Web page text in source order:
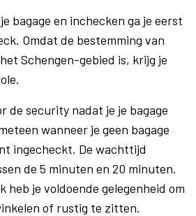
bagage en inchecken ga je eerst
Omdat de bestemming van
Schengen-gebied is, krijg je
de security nadat je je bagage
wanneer je geen bagage
ingecheckt. De wachttijd
de 5 minuten en 20 minuten.
heb je voldoende gelegenheid om
of rustig te zitten.